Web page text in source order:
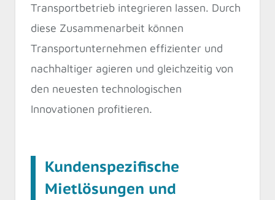
Transportbetrieb integrieren lassen. Durch
diese Zusammenarbeit können
Transportunternehmen effizienter und
nachhaltiger agieren und gleichzeitig von
den neuesten technologischen
Innovationen profitieren.
Kundenspezifische
Mietlösungen und